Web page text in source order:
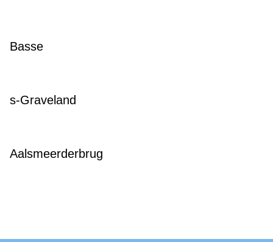
Basse
s-Graveland
Aalsmeerderbrug